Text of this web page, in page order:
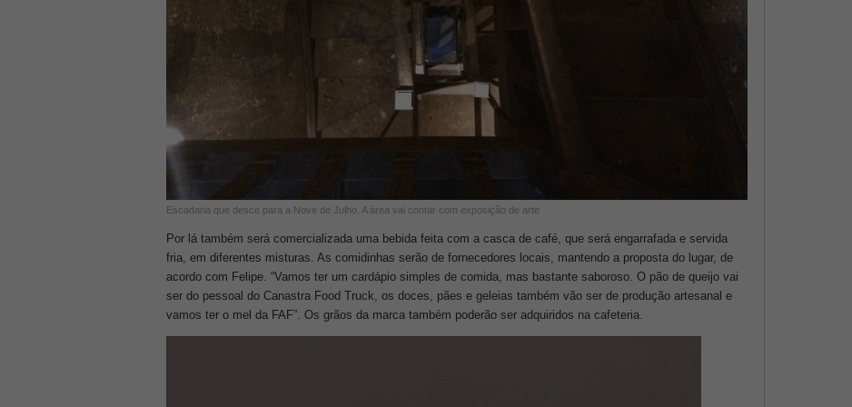
Escadaria que desce para a Nove de Julho. A área vai contar com exposição de arte
Por lá também será comercializada uma bebida feita com a casca de café, que será engarrafada e servida
fria, em diferentes misturas. As comidinhas serão de fornecedores locais, mantendo a proposta do lugar, de
acordo com Felipe. “Vamos ter um cardápio simples de comida, mas bastante saboroso. O pão de queijo vai
ser do pessoal do Canastra Food Truck, os doces, pães e geleias também vão ser de produção artesanal e
vamos ter o mel da FAF”. Os grãos da marca também poderão ser adquiridos na cafeteria.